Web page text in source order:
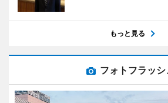
もっと見る
フォトフラッシ